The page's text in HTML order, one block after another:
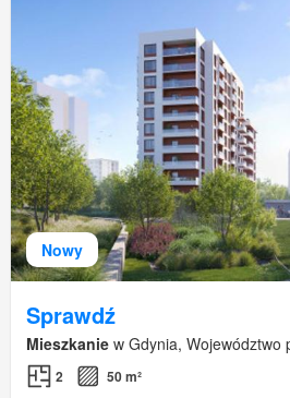
Nowy
Sprawdź
Mieszkanie w Gdynia, Województwo
2 50 m²